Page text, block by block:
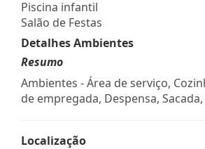
Piscina infantil
Salão de Festas
Detalhes Ambientes
Resumo
Ambientes - Área de serviço,
de empregada, Despensa, Sacada,
Localização